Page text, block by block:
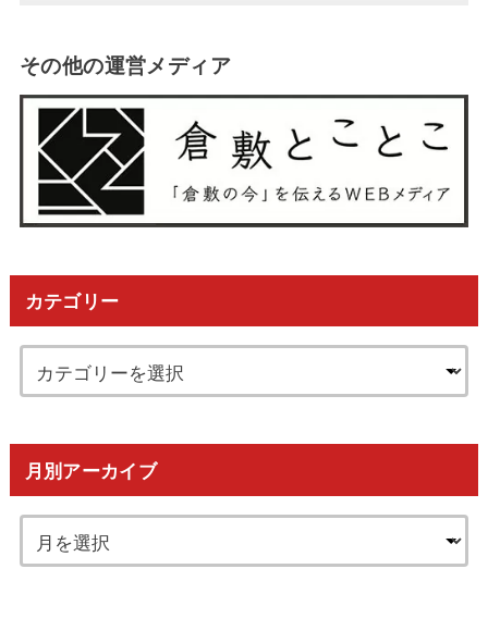
その他の運営メディア
カテゴリー
月別アーカイブ